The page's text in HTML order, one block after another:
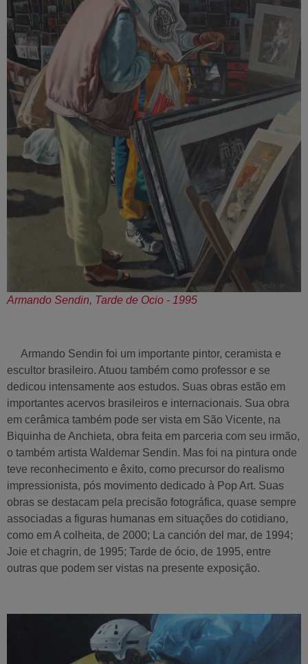
Armando Sendin, Tarde de Ocio - 1995
Armando Sendin foi um importante pintor, ceramista e
escultor brasileiro. Atuou também como professor e se
dedicou intensamente aos estudos. Suas obras estão em
importantes acervos brasileiros e internacionais. Sua obra
em cerâmica também pode ser vista em São Vicente, na
Biquinha de Anchieta, obra feita em parceria com seu irmão,
o também artista Waldemar Sendin. Mas foi na pintura onde
teve reconhecimento e êxito, como precursor do realismo
impressionista, pós movimento dedicado à Pop Art. Suas
obras se destacam pela precisão fotográfica, quase sempre
associadas a figuras humanas em situações do cotidiano,
como em A colheita, de 2000; La canción del mar, de 1994;
Joie et chagrin, de 1995; Tarde de ócio, de 1995, entre
outras que podem ser vistas na presente exposição.